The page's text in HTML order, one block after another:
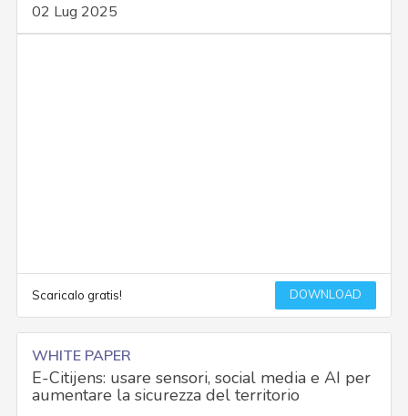
02 Lug 2025
Scaricalo gratis! DOWNLOAD
WHITE PAPER
E-Citijens: usare sensori, social media e AI per
aumentare la sicurezza del territorio